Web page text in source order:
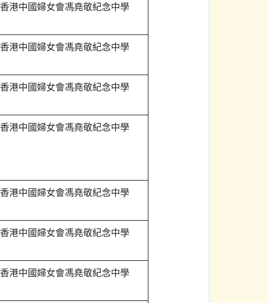
香港中國婦女會馮堯敬紀念中學
香港中國婦女會馮堯敬紀念中學
香港中國婦女會馮堯敬紀念中學
香港中國婦女會馮堯敬紀念中學
香港中國婦女會馮堯敬紀念中學
香港中國婦女會馮堯敬紀念中學
香港中國婦女會馮堯敬紀念中學